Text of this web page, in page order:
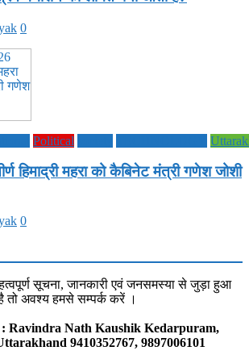
0
Political
हिमाद्री महरा को कैबिनेट मंत्री गणेश जोशी
0
सूचना, जानकारी एवं जनसमस्या से जुड़ा हुआ
तो अवश्य हमसे सम्पर्क करें ।
Ravindra Nath Kaushik Kedarpuram,
9410352767, 9897006101